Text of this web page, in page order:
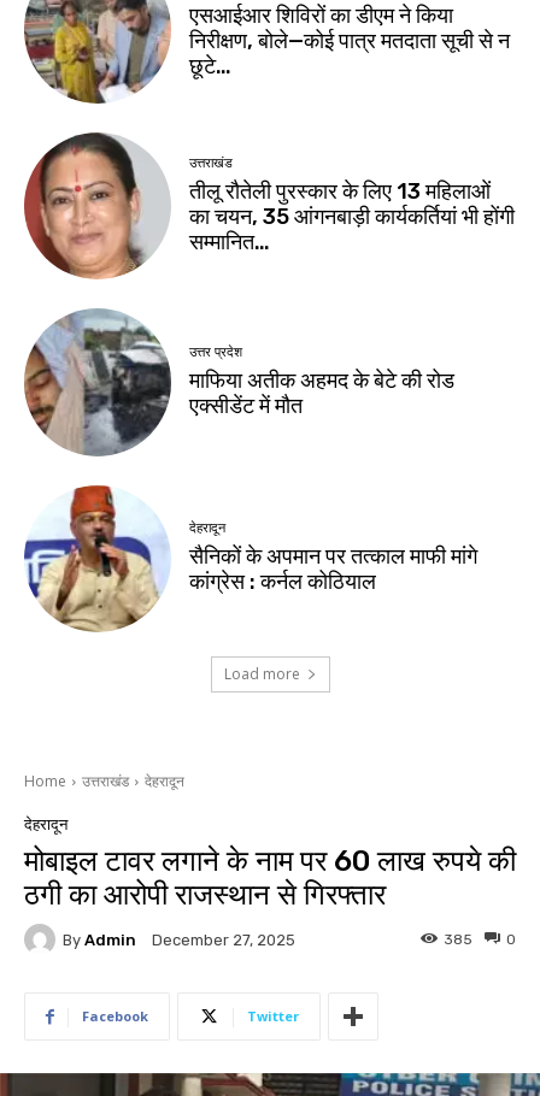
एसआईआर शिविरों का डीएम ने किया
निरीक्षण, बोले—कोई पात्र मतदाता सूची से न
छूटे…
उत्तराखंड
तीलू रौतेली पुरस्कार के लिए 13 महिलाओं
का चयन, 35 आंगनबाड़ी कार्यकर्तियां भी होंगी
सम्मानित…
उत्तर प्रदेश
माफिया अतीक अहमद के बेटे की रोड
एक्सीडेंट में मौत
देहरादून
सैनिकों के अपमान पर तत्काल माफी मांगे
कांग्रेस : कर्नल कोठियाल
Load more